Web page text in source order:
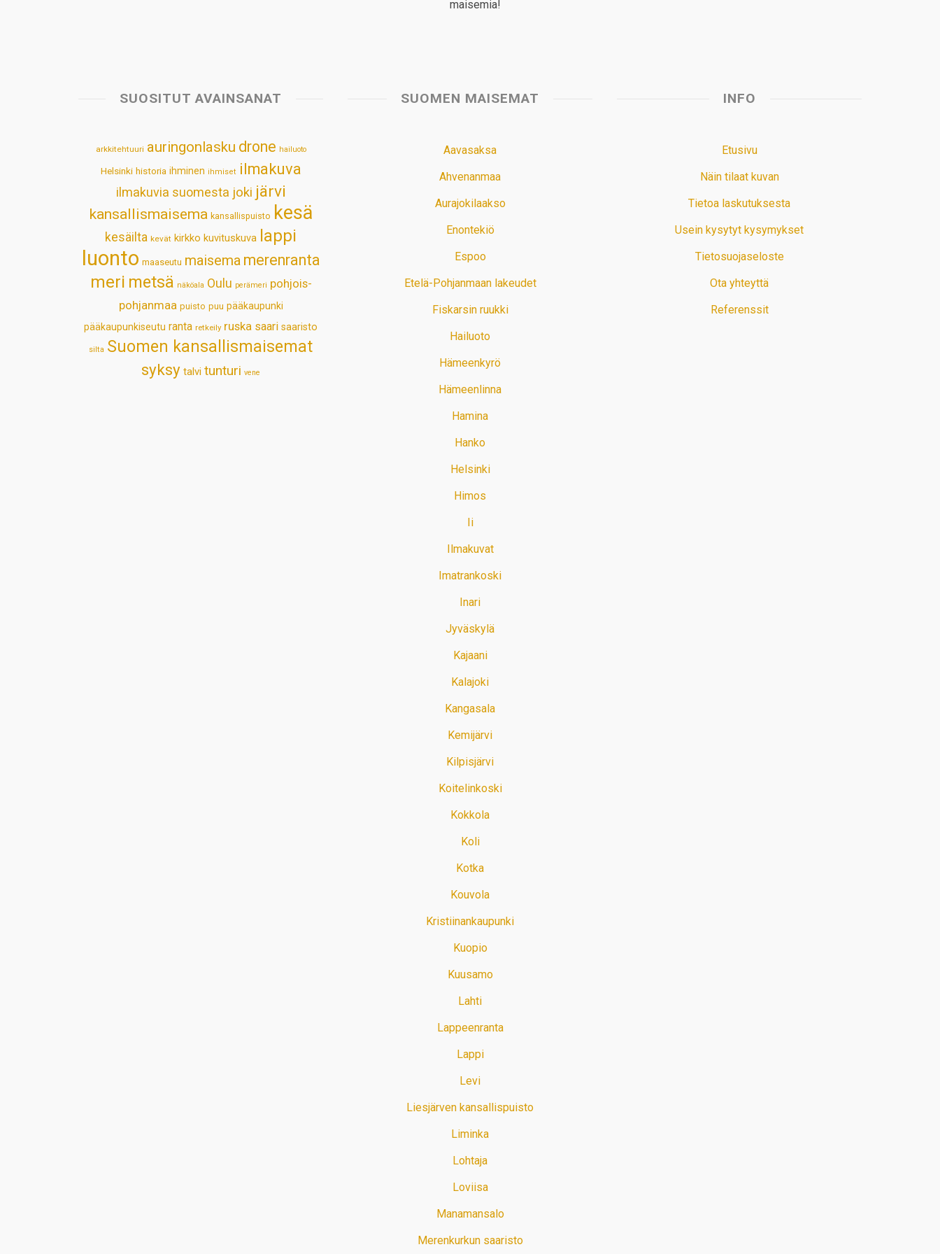
maisemia!
SUOSITUT AVAINSANAT
arkkitehtuuri auringonlasku drone hailuoto
Helsinki historia ihminen ihmiset ilmakuva
ilmakuvia suomesta joki järvi
kansallismaisema kansallispuisto kesä
kesäilta kevät kirkko kuvituskuva lappi
luonto maaseutu maisema merenranta
meri metsä näköala Oulu perämeri pohjois-
pohjanmaa puisto puu pääkaupunki
pääkaupunkiseutu ranta retkeily ruska saari saaristo
silta Suomen kansallismaisemat
syksy talvi tunturi vene
SUOMEN MAISEMAT
Aavasaksa
Ahvenanmaa
Aurajokilaakso
Enontekiö
Espoo
Etelä-Pohjanmaan lakeudet
Fiskarsin ruukki
Hailuoto
Hämeenkyrö
Hämeenlinna
Hamina
Hanko
Helsinki
Himos
Ii
Ilmakuvat
Imatrankoski
Inari
Jyväskylä
Kajaani
Kalajoki
Kangasala
Kemijärvi
Kilpisjärvi
Koitelinkoski
Kokkola
Koli
Kotka
Kouvola
Kristiinankaupunki
Kuopio
Kuusamo
Lahti
Lappeenranta
Lappi
Levi
Liesjärven kansallispuisto
Liminka
Lohtaja
Loviisa
Manamansalo
Merenkurkun saaristo
INFO
Etusivu
Näin tilaat kuvan
Tietoa laskutuksesta
Usein kysytyt kysymykset
Tietosuojaseloste
Ota yhteyttä
Referenssit